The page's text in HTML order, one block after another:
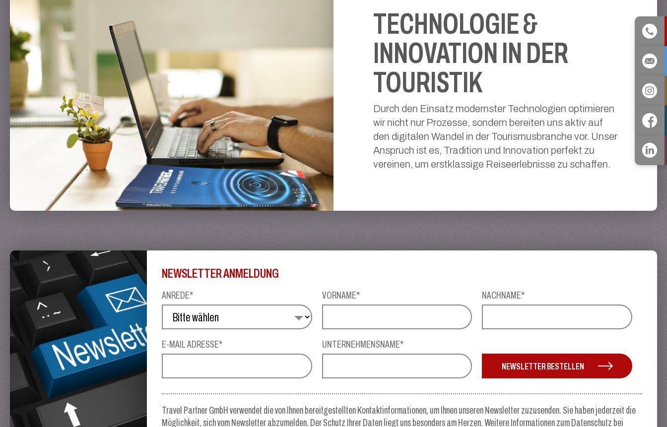
TECHNOLOGIE &
INNOVATION IN DER
TOURISTIK
Durch den Einsatz modernster Technologien optimieren
wir nicht nur Prozesse, sondern bereiten uns aktiv auf
den digitalen Wandel in der Tourismusbranche vor. Unser
Anspruch ist es, Tradition und Innovation perfekt zu
vereinen, um erstklassige Reiseerlebnisse zu schaffen.
NEWSLETTER ANMELDUNG
ANREDE* VORNAME* NACHNAME*
E-MAIL ADRESSE* UNTERNEHMENSNAME*
NEWSLETTER BESTELLEN
Travel Partner GmbH verwendet die von Ihnen bereitgestellten Kontaktinformationen, um Ihnen unseren Newsletter zuzusenden. Sie haben jederzeit die
Möglichkeit, sich vom Newsletter abzumelden. Der Schutz Ihrer Daten liegt uns besonders am Herzen. Weitere Informationen zum Datenschutz bei